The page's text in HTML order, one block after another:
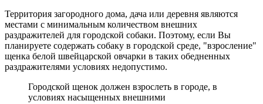
Территория загородного дома, дача или деревня являются
местами с минимальным количеством внешних
раздражителей для городской собаки. Поэтому, если Вы
планируете содержать собаку в городской среде, "взросление"
щенка белой швейцарской овчарки в таких обедненных
раздражителями условиях недопустимо.
Городской щенок должен взрослеть в городе, в
условиях насыщенных внешними